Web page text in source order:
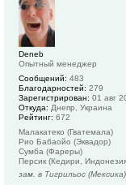
Deneb
Опытный менеджер
Сообщений: 483
Благодарностей: 279
Зарегистрирован: 01 авг
Откуда: Днепр, Украина
Рейтинг: 672
Малакатеко (Гватемала)
Рио Бабаойо (Эквадор)
Сумба (Фареры)
Персик (Кедири,
зам. в Тигрильос (Мексика)